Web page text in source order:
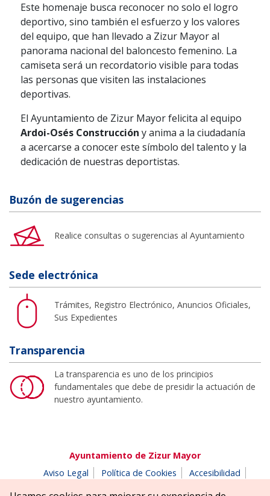
Este homenaje busca reconocer no solo el logro
deportivo, sino también el esfuerzo y los valores
del equipo, que han llevado a Zizur Mayor al
panorama nacional del baloncesto femenino. La
camiseta será un recordatorio visible para todas
las personas que visiten las instalaciones
deportivas.
El Ayuntamiento de Zizur Mayor felicita al equipo
Ardoi-Osés Construcción y anima a la ciudadanía
a acercarse a conocer este símbolo del talento y la
dedicación de nuestras deportistas.
Buzón de sugerencias
Realice consultas o sugerencias al Ayuntamiento
Sede electrónica
Trámites, Registro Electrónico, Anuncios Oficiales,
Sus Expedientes
Transparencia
La transparencia es uno de los principios
fundamentales que debe de presidir la actuación de
nuestro ayuntamiento.
Ayuntamiento de Zizur Mayor
Aviso Legal
Política de Cookies
Accesibilidad